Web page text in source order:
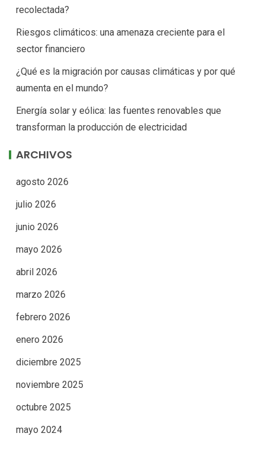
recolectada?
Riesgos climáticos: una amenaza creciente para el
sector financiero
¿Qué es la migración por causas climáticas y por qué
aumenta en el mundo?
Energía solar y eólica: las fuentes renovables que
transforman la producción de electricidad
ARCHIVOS
agosto 2026
julio 2026
junio 2026
mayo 2026
abril 2026
marzo 2026
febrero 2026
enero 2026
diciembre 2025
noviembre 2025
octubre 2025
mayo 2024